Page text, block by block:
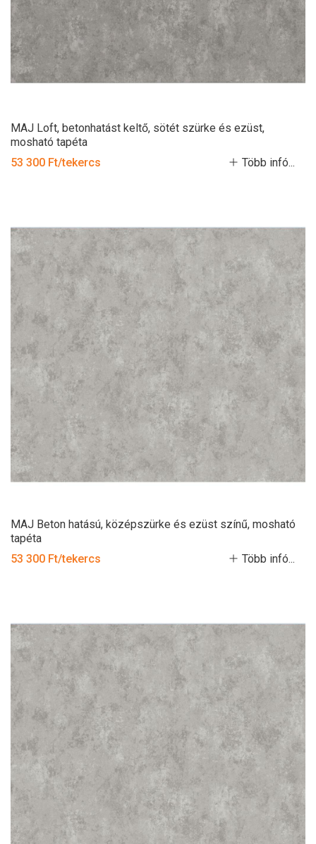
MAJ Loft, betonhatást keltő, sötét szürke és ezüst,
mosható tapéta
53 300 Ft/tekercs
Több infó...
MAJ Beton hatású, középszürke és ezüst színű, mosható
tapéta
53 300 Ft/tekercs
Több infó...